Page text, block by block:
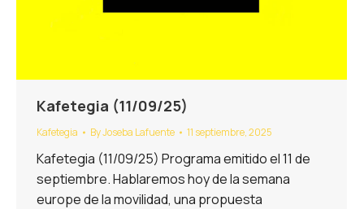
Kafetegia (11/09/25)
Kafetegia ByJoseba Lafuente 11 septiembre, 2025
Kafetegia (11/09/25) Programa emitido el 11 de
septiembre. Hablaremos hoy de la semana
europe de la movilidad, una propuesta